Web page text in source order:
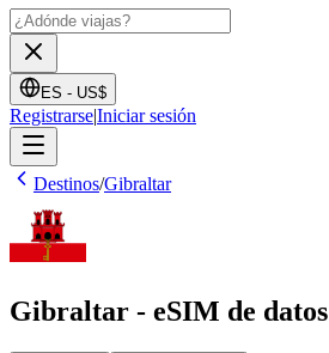
ES - US$
Registrarse|Iniciar sesión
Destinos/Gibraltar
Gibraltar - eSIM de datos